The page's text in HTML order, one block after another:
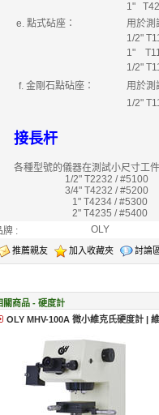
1"
e. 點式砧座：
用於測
1/2"
1"
1/2"
f. 金剛石點砧座：
用於測
1/2"
接長杆
各種型號的儀器在測試小尺寸工
1/2" T2232 / #5100
3/4" T4232 / #5200
1" T4234 / #5300
2" T4235 / #5400
牌 :
OLY
推薦親友 加入收藏夾 討論
關商品 - 硬度計
OLY MHV-100A 微小維克氏硬度計 |